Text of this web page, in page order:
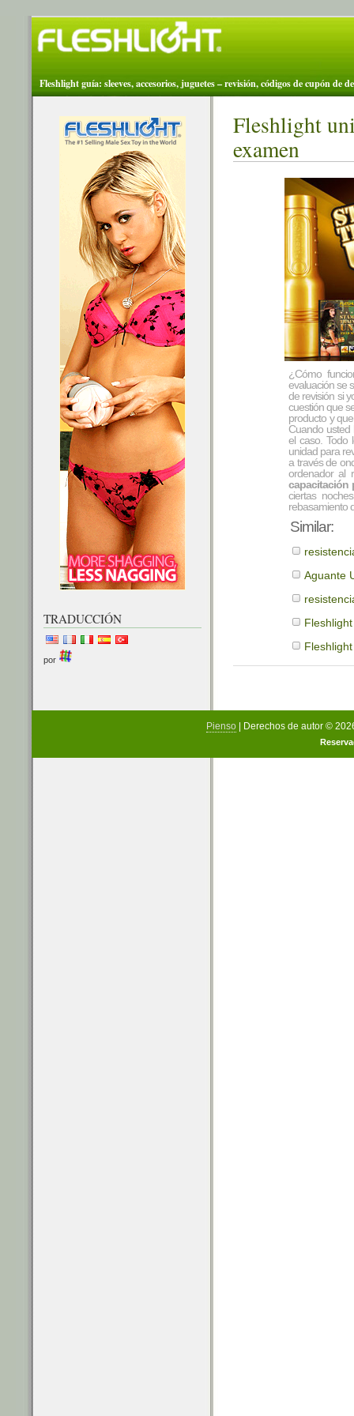
Fleshlight guía: sleeves, accesorios, juguetes – revisión, códigos de cupón de
Fleshlight
examen
¿Cómo
evaluación se
de revisión si
cuestión que
producto y
Cuando usted
el caso. Todo
unidad para
a través de
ordenador al
capacitación
ciertas
rebasamiento
Similar:
Aguante
TRADUCCIÓN
por
Pienso | Derechos de autor ©